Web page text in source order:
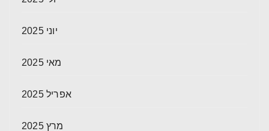
יוני 2025
מאי 2025
אפריל 2025
מרץ 2025